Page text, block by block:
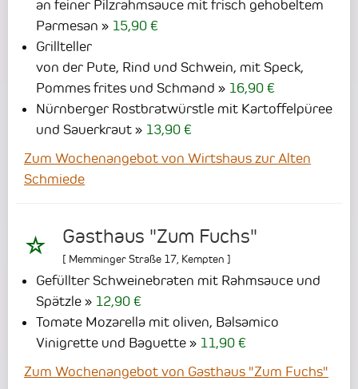
an feiner Pilzrahmsauce mit frisch gehobeltem
Parmesan
15,90 €
Grillteller
von der Pute, Rind und Schwein, mit Speck,
Pommes frites und Schmand
16,90 €
Nürnberger Rostbratwürstle mit Kartoffelpüree
und Sauerkraut
13,90 €
Zum Wochenangebot von Wirtshaus zur Alten
Schmiede
Gasthaus "Zum Fuchs"
[ Memminger Straße 17 Kempten ]
Gefüllter Schweinebraten mit Rahmsauce und
Spätzle
12,90 €
Tomate Mozarella mit oliven, Balsamico
Vinigrette und Baguette
11,90 €
Zum Wochenangebot von Gasthaus "Zum Fuchs"